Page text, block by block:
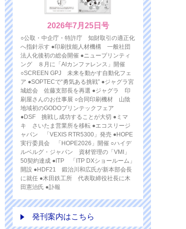
2026年7月25日号
○公取・中企庁・特許庁 知財取引の適正化
へ指針示す ●印刷技能人材機構 一般社団
法人化後初の総会開催 ●ニュープリンティ
ング ８月に「AIカンファレンス」開催
○SCREEN GPJ 未来を動かす自動化フェ
ア ●SOPTECで“勇気ある挑戦” ●ジャグラ宮
城総会 佐藤支部長を再選 ●ジャグラ 印
刷屋さんのお仕事展 ○合同印刷機材 山陰
地域初のGODOプリンテックフェア
●DSF 挑戦し成功することが大切 ●ミマ
キ さいたま営業所を移転 ●エコスリージ
ャパン 「VEXIS RTR5300」発売 ●HOPE
実行委員会 「HOPE2026」開催 ○ハイデ
ルベルグ・ジャパン 資材管理の「VMI」
50契約達成 ●ITP 「ITP DXショールーム」
開設 ●HDF21 鍛治川和広氏が新本部会長
に就任 ●木田鉄工所 代表取締役社長に木
田憲治氏 ●訃報
発刊案内はこちら